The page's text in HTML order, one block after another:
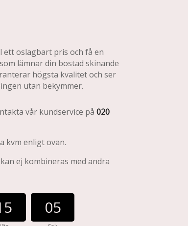
oslagbart pris och få en
lämnar din bostad skinande
högsta kvalitet och ser
utan bekymmer.
vår kundservice på 020
kvm enligt ovan.
ej kombineras med andra
03